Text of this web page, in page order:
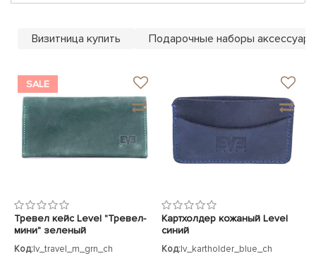
Показать все
Показать все
ЧЕХЛЫ ДЛЯ НОУТБУКОВ
Показать все
Визитница купить Подарочные наборы
SALE
Тревел кейс Level "Тревел-
мини" зеленый
Код:lv_travel_m_grn_ch
Картхолдер кожаный Level
синий
Код:lv_kartholder_blue_ch